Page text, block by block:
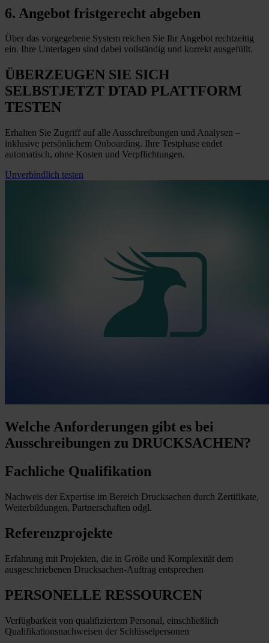
6. Angebot fristgerecht abgeben
Über das vorgegebene System reichen Sie Ihr Angebot rechtzeitig
ein. Ihre Unterlagen sind dabei vollständig und korrekt ausgefüllt.
ÜBERZEUGEN SIE SICH
SELBSTJETZT DTAD PLATTFORM
TESTEN
Erhalten Sie Zugriff auf alle Ausschreibungen und Analysen –
inklusive persönlichem Onboarding. Ihre Testphase endet
automatisch, ohne Kosten und Verpflichtungen.
Unverbindlich testen
Welche Anforderungen gibt es bei
Ausschreibungen zu DRUCKSACHEN?
Fachliche Qualifikation
Nachweis der Expertise im Bereich Drucksachen durch Zertifikate,
Weiterbildungen, Partnerschaften odgl.
Referenzprojekte
Erfahrung mit Projekten, die in Größe und Komplexität dem
ausgeschriebenen Drucksachen-Auftrag entsprechen
PERSONELLE RESSOURCEN
Verfügbarkeit von qualifiziertem Personal, einschließlich
Qualifikationsnachweisen der Schlüsselpersonen